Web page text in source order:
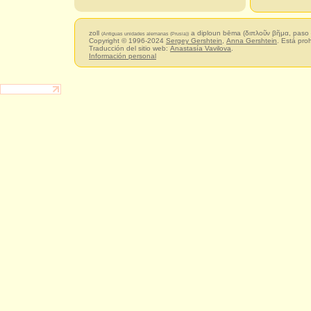
zoll (Antiguas unidades alemanas (Prusia)) a diploun bēma (διπλοῦν βῆμα, paso
Copyright © 1996-2024 Sergey Gershtein Anna Gershtein . Está
Traducción del sitio web: Anastasía Vavilova
Información personal